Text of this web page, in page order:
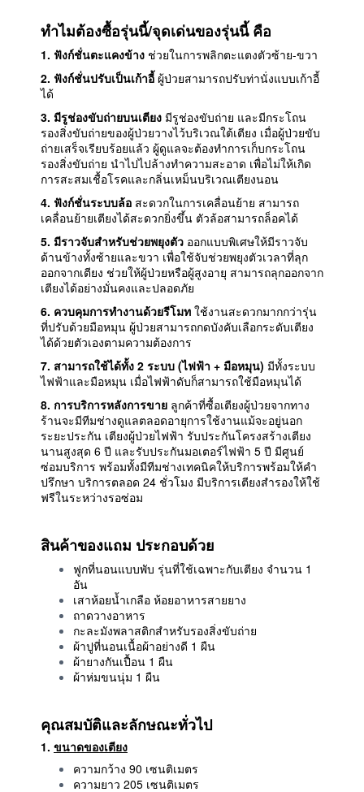
ทำไมต้องซื้อรุ่นนี้/จุดเด่นของรุ่นนี้ คือ
1. ฟังก์ชั่นตะแคงข้าง ช่วยในการพลิกตะแตงตัวซ้าย-ขวา
2. ฟังก์ชั่นปรับเป็นเก้าอี้ผู้ป่วยสามารถปรับท่านั่งแบบเก้าอี้
ได้
3. มีรูช่องขับถ่ายบนเตียง มีรูช่องขับถ่าย และมีกระโถน
รองสิ่งขับถ่ายของผู้ป่วยวางไว้บริเวณใต้เตียง เมื่อผู้ป่วยขับ
ถ่ายเสร็จเรียบร้อยแล้ว ผู้ดูแลจะต้องทำการเก็บกระโถน
รองสิ่งขับถ่าย นำไปไปล้างทำความสะอาด เพื่อไม่ให้เกิด
การสะสมเชื้อโรคและกลิ่นเหม็นบริเวณเตียงนอน
4. ฟังก์ชั่นระบบล้อ สะดวกในการเคลื่อนย้าย สามารถ
เคลื่อนย้ายเตียงได้สะดวกยิ่งขึ้น ตัวล้อสามารถล็อคได้
5. มีราวจับสำหรับช่วยพยุงตัว ออกแบบพิเศษให้มีราวจับ
ด้านข้างทั้งซ้ายและขวา เพื่อใช้จับช่วยพยุงตัวเวลาที่ลุก
ออกจากเตียง ช่วยให้ผู้ป่วยหรือผู้สูงอายุ สามารถลุกออกจาก
เตียงได้อย่างมั่นคงและปลอดภัย
6. ควบคุมการทำงานด้วยรีโมท ใช้งานสะดวกมากกว่ารุ่น
ที่ปรับด้วยมือหมุน ผู้ป่วยสามารถกดบังคับเลือกระดับเตียง
ได้ด้วยตัวเองตามความต้องการ
7. สามารถใช้ได้ทั้ง 2 ระบบ (ไฟฟ้า + มือหมุน) มีทั้งระบบ
ไฟฟ้าและมือหมุน เมื่อไฟฟ้าดับก็สามารถใช้มือหมุนได้
8. การบริการหลังการขาย ลูกค้าที่ซื้อเตียงผู้ป่วยจากทาง
ร้านจะมีทีมช่างดูแลตลอดอายุการใช้งานแม้จะอยู่นอก
ระยะประกัน เตียงผู้ป่วยไฟฟ้า รับประกันโครงสร้างเตียง
นานสูงสุด 6 ปี และรับประกันมอเตอร์ไฟฟ้า 5 ปี มีศูนย์
ซ่อมบริการ พร้อมทั้งมีทีมช่างเทคนิคให้บริการพร้อมให้คำ
ปรึกษา บริการตลอด 24 ชั่วโมง มีบริการเตียงสำรองให้ใช้
ฟรีในระหว่างรอซ่อม
สินค้าของแถม ประกอบด้วย
ฟูกที่นอนแบบพับ รุ่นที่ใช้เฉพาะกับเตียง จำนวน 1
อัน
เสาห้อยน้ำเกลือ ห้อยอาหารสายยาง
ถาดวางอาหาร
กะละมังพลาสติกสำหรับรองสิ่งขับถ่าย
ผ้าปูที่นอนเนื้อผ้าอย่างดี 1 ผืน
ผ้ายางกันเปื้อน 1 ผืน
ผ้าห่มขนนุ่ม 1 ผืน
คุณสมบัติและลักษณะทั่วไป
1. ขนาดของเตียง
ความกว้าง 90 เซนติเมตร
ความยาว 205 เซนติเมตร